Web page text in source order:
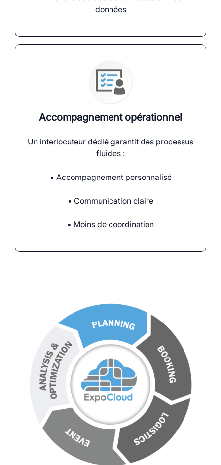
données
Accompagnement opérationnel
Un interlocuteur dédié garantit des processus
fluides :
• Accompagnement personnalisé
• Communication claire
• Moins de coordination